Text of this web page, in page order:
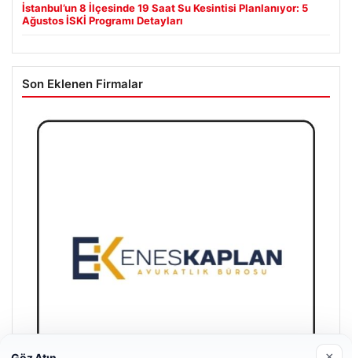
İstanbul’un 8 İlçesinde 19 Saat Su Kesintisi Planlanıyor: 5
Ağustos İSKİ Programı Detayları
Son Eklenen Firmalar